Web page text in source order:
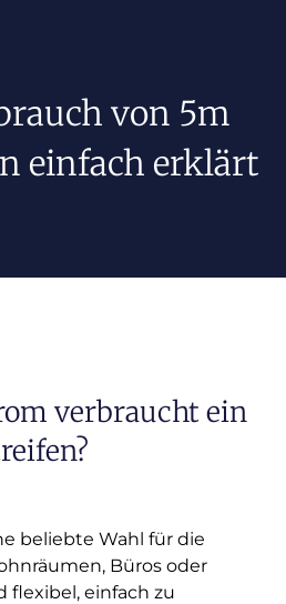
von 5m
einfach erklärt
verbraucht ein
beliebte Wahl für die
Büros oder
flexibel, einfach zu